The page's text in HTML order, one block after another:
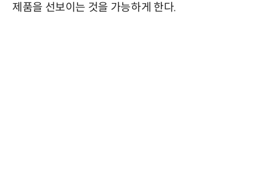
제품을 선보이는 것을 가능하게 한다.